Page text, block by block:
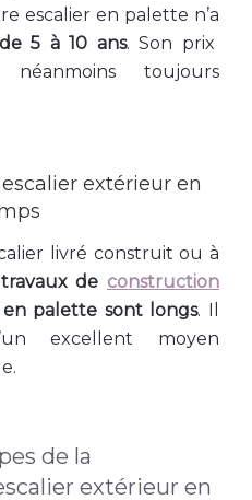
escalier en palette n’a
5 à 10 ans. Son prix
toujours
extérieur en
livré construit ou à
travaux de construction
palette sont longs. Il
excellent moyen
de la
extérieur en